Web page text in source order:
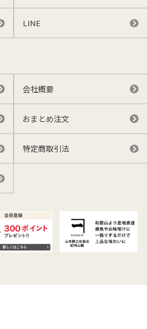
LINE
会社概要
おまとめ注文
特定商取引法